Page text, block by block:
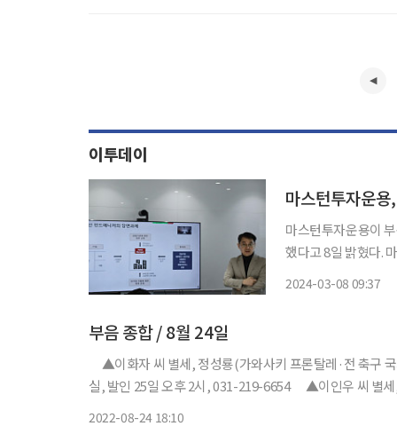
이투데이
마스턴투자운
마스턴투자운용이
했다고 8일 밝혔다. 마스턴투자운용은 ‘ESG 투자의 최근 동향과 부동산 펀드매니저가 할
2024-03-08 09:37
부음 종합 / 8월 24일
▲이화자 씨 별세, 정성룡(가와사키 프론탈레·전 축구
실, 발인 25일 오후 2시, 031-219-6654 ▲이인우 씨 별세
2022-08-24 18:10